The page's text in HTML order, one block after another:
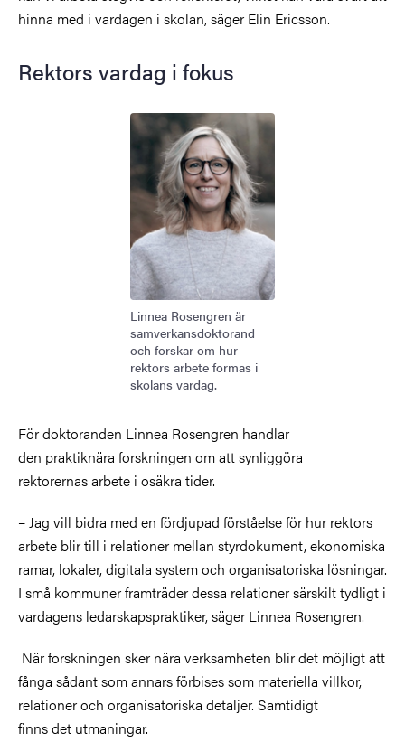
hinna med i vardagen i skolan, säger Elin Ericsson.
Rektors vardag i fokus
Bild
Linnea Rosengren är
samverkansdoktorand
och forskar om hur
rektors arbete formas i
skolans vardag.
För doktoranden Linnea Rosengren handlar
den praktiknära forskningen om att synliggöra
rektorernas arbete i osäkra tider.
– Jag vill bidra med en fördjupad förståelse för hur rektors
arbete blir till i relationer mellan styrdokument, ekonomiska
ramar, lokaler, digitala system och organisatoriska lösningar.
I små kommuner framträder dessa relationer särskilt tydligt i
vardagens ledarskapspraktiker, säger Linnea Rosengren.
När forskningen sker nära verksamheten blir det möjligt att
fånga sådant som annars förbises som materiella villkor,
relationer och organisatoriska detaljer. Samtidigt
finns det utmaningar.